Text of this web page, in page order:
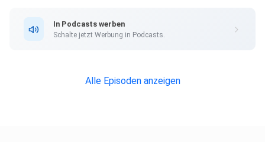
In Podcasts werben
Schalte jetzt Werbung in Podcasts.
Alle Episoden anzeigen